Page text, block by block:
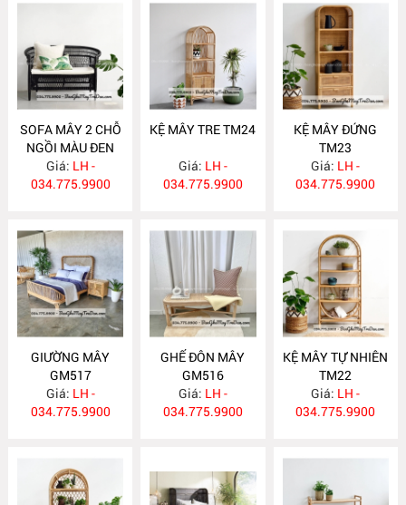
SOFA MÂY 2 CHỖ
NGỒI MÀU ĐEN
GM518
Giá: LH -
034.775.9900
KỆ MÂY TRE TM24
Giá: LH -
034.775.9900
KỆ MÂY ĐỨNG
TM23
Giá: LH -
034.775.9900
GIƯỜNG MÂY
GM517
Giá: LH -
034.775.9900
GHẾ ĐÔN MÂY
GM516
Giá: LH -
034.775.9900
KỆ MÂY TỰ NHIÊN
TM22
Giá: LH -
034.775.9900